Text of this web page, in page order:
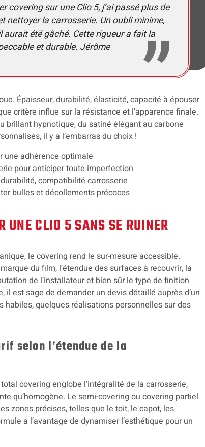
covering sur une Clio 5, j’ai passé plus de
nettoyer la carrosserie. Un oubli minime,
été gâché. Cette rigueur a fait la
et durable. Jérôme
Épaisseur, durabilité, élasticité, capacité à épouser
critère influe sur la résistance et l’apparence finale.
brillant hypnotique, du satiné élégant au carbone
il y a l’embarras du choix !
une adhérence optimale
pour anticiper toute imperfection
compatibilité carrosserie
bulles et décollements précoces
UNE CLIO 5 SANS SE RUINER
le covering rend le sur-mesure accessible.
du film, l’étendue des surfaces à recouvrir, la
de l’installateur et bien sûr le type de finition
est sage de demander un devis détaillé auprès d’un
habiles, quelques réalisations personnelles sur des
selon l’étendue de la
covering englobe l’intégralité de la carrosserie,
qu’homogène. Le semi-covering ou covering partiel
zones précises, telles que le toit, le capot, les
a l’avantage de dynamiser l’esthétique pour un